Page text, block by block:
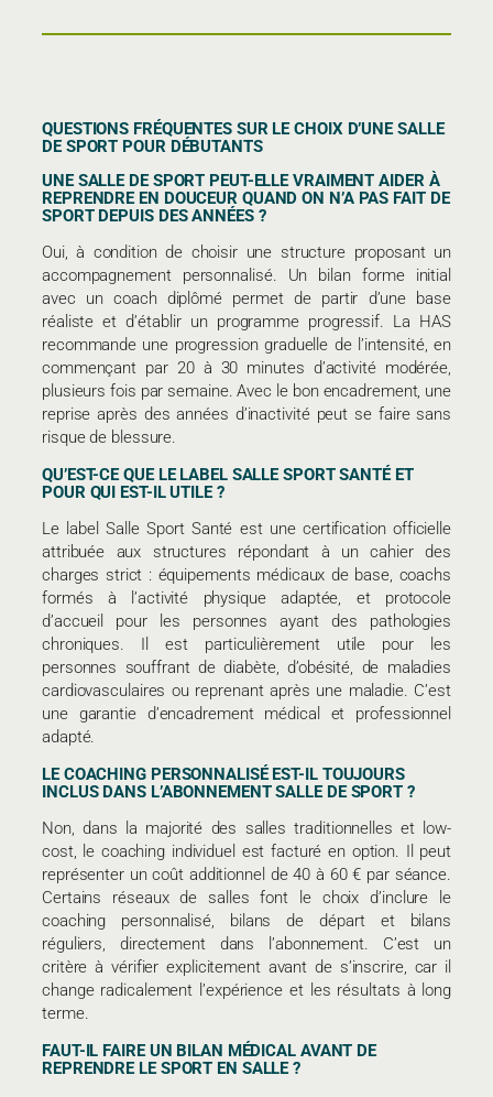
QUESTIONS FRÉQUENTES SUR LE CHOIX D’UNE SALLE
DE SPORT POUR DÉBUTANTS
UNE SALLE DE SPORT PEUT-ELLE VRAIMENT AIDER À
REPRENDRE EN DOUCEUR QUAND ON N’A PAS FAIT DE
SPORT DEPUIS DES ANNÉES ?
Oui, à condition de choisir une structure proposant un
accompagnement personnalisé. Un bilan forme initial
avec un coach diplômé permet de partir d’une base
réaliste et d’établir un programme progressif. La HAS
recommande une progression graduelle de l’intensité, en
commençant par 20 à 30 minutes d’activité modérée,
plusieurs fois par semaine. Avec le bon encadrement, une
reprise après des années d’inactivité peut se faire sans
risque de blessure.
QU’EST-CE QUE LE LABEL SALLE SPORT SANTÉ ET
POUR QUI EST-IL UTILE ?
Le label Salle Sport Santé est une certification officielle
attribuée aux structures répondant à un cahier des
charges strict : équipements médicaux de base, coachs
formés à l’activité physique adaptée, et protocole
d’accueil pour les personnes ayant des pathologies
chroniques. Il est particulièrement utile pour les
personnes souffrant de diabète, d’obésité, de maladies
cardiovasculaires ou reprenant après une maladie. C’est
une garantie d’encadrement médical et professionnel
adapté.
LE COACHING PERSONNALISÉ EST-IL TOUJOURS
INCLUS DANS L’ABONNEMENT SALLE DE SPORT ?
Non, dans la majorité des salles traditionnelles et low-
cost, le coaching individuel est facturé en option. Il peut
représenter un coût additionnel de 40 à 60 € par séance.
Certains réseaux de salles font le choix d’inclure le
coaching personnalisé, bilans de départ et bilans
réguliers, directement dans l’abonnement. C’est un
critère à vérifier explicitement avant de s’inscrire, car il
change radicalement l’expérience et les résultats à long
terme.
FAUT-IL FAIRE UN BILAN MÉDICAL AVANT DE
REPRENDRE LE SPORT EN SALLE ?